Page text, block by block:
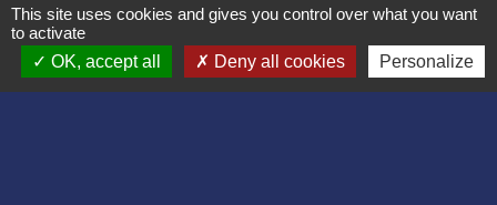
Liens
This site uses cookies and gives you control over what you want
to activate
OK, accept all
Deny all cookies Personalize